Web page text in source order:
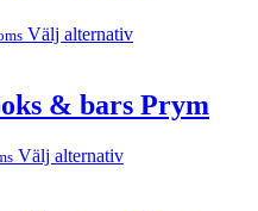
Välj alternativ
& bars Prym
Välj alternativ